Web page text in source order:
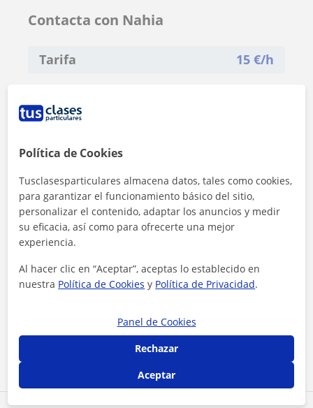
Contacta con Nahia
Tarifa 15 €/h
Contactar ahora
Política de Cookies
Tusclasesparticulares almacena datos, tales como cookies,
para garantizar el funcionamiento básico del sitio,
personalizar el contenido, adaptar los anuncios y medir
su eficacia, así como para ofrecerte una mejor
experiencia.
Al hacer clic en “Aceptar”, aceptas lo establecido en
nuestra Política de Cookies y Política de Privacidad.
Panel de Cookies
Rechazar
Aceptar